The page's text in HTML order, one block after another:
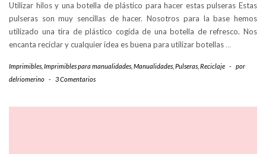
Utilizar hilos y una botella de plástico para hacer estas pulseras Estas
pulseras son muy sencillas de hacer. Nosotros para la base hemos
utilizado una tira de plástico cogida de una botella de refresco. Nos
encanta reciclar y cualquier idea es buena para utilizar botellas …
Imprimibles Imprimibles para manualidades Manualidades Pulseras Reciclaje -
por
delriomerino - 3 Comentarios